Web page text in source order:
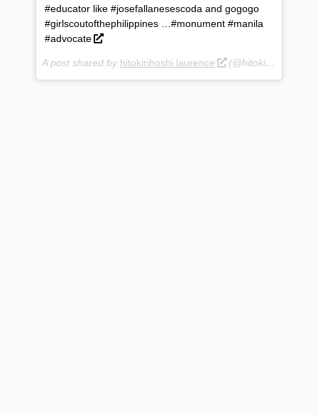
#educator like #josefallanesescoda and gogogo
#girlscoutofthephilippines …#monument #manila
#advocate
A post shared by hitokirihoshi laurence (@hitokirihoshi) on